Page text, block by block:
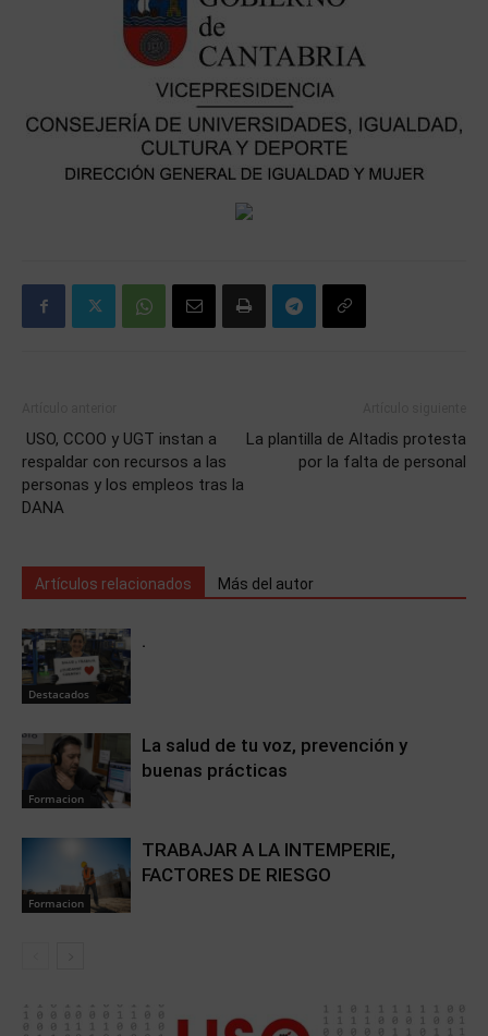
USO, CCOO y UGT instan a
respaldar con recursos a las
personas y los empleos tras la
DANA
La plantilla de Altadis protesta
por la falta de personal
Artículos relacionados Más del autor
Destacados
.
Formacion
La salud de tu voz, prevención y
buenas prácticas
Formacion
TRABAJAR A LA INTEMPERIE,
FACTORES DE RIESGO